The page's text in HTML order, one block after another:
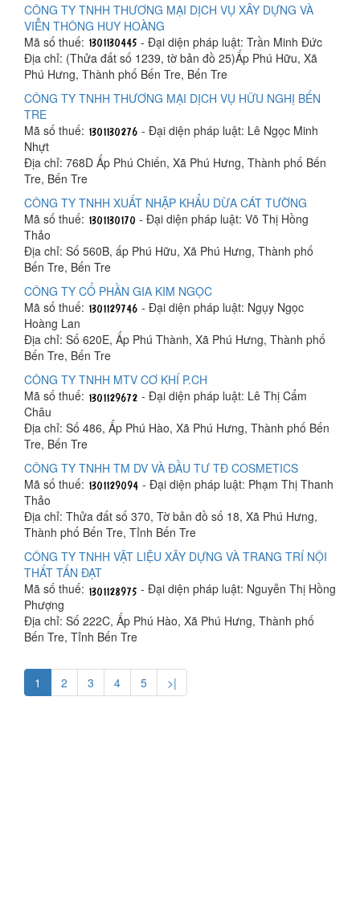
CÔNG TY TNHH THƯƠNG MẠI DỊCH VỤ XÂY DỰNG VÀ
VIỄN THÔNG HUY HOÀNG
Mã số thuế:
- Đại diện pháp luật: Trần Minh Đức
Địa chỉ: (Thửa đất số 1239, tờ bản đồ 25)Ấp Phú Hữu, Xã
Phú Hưng, Thành phố Bến Tre, Bến Tre
CÔNG TY TNHH THƯƠNG MẠI DỊCH VỤ HỮU NGHỊ BẾN
TRE
Mã số thuế:
- Đại diện pháp luật: Lê Ngọc Minh
Nhựt
Địa chỉ: 768D Ấp Phú Chiến, Xã Phú Hưng, Thành phố Bến
Tre, Bến Tre
CÔNG TY TNHH XUẤT NHẬP KHẨU DỪA CÁT TƯỜNG
Mã số thuế:
- Đại diện pháp luật: Võ Thị Hồng
Thảo
Địa chỉ: Số 560B, ấp Phú Hữu, Xã Phú Hưng, Thành phố
Bến Tre, Bến Tre
CÔNG TY CỔ PHẦN GIA KIM NGỌC
Mã số thuế:
- Đại diện pháp luật: Ngụy Ngọc
Hoàng Lan
Địa chỉ: Số 620E, Ấp Phú Thành, Xã Phú Hưng, Thành phố
Bến Tre, Bến Tre
CÔNG TY TNHH MTV CƠ KHÍ P.CH
Mã số thuế:
- Đại diện pháp luật: Lê Thị Cẩm
Châu
Địa chỉ: Số 486, Ấp Phú Hào, Xã Phú Hưng, Thành phố Bến
Tre, Bến Tre
CÔNG TY TNHH TM DV VÀ ĐẦU TƯ TĐ COSMETICS
Mã số thuế:
- Đại diện pháp luật: Phạm Thị Thanh
Thảo
Địa chỉ: Thửa đất số 370, Tờ bản đồ số 18, Xã Phú Hưng,
Thành phố Bến Tre, Tỉnh Bến Tre
CÔNG TY TNHH VẬT LIỆU XÂY DỰNG VÀ TRANG TRÍ NỘI
THẤT TẤN ĐẠT
Mã số thuế:
- Đại diện pháp luật: Nguyễn Thị Hồng
Phượng
Địa chỉ: Số 222C, Ấp Phú Hào, Xã Phú Hưng, Thành phố
Bến Tre, Tỉnh Bến Tre
1 2 3 4 5 >|